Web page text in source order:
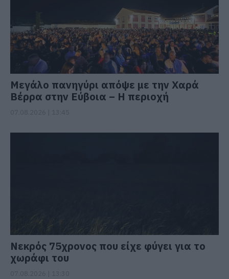
Μεγάλο πανηγύρι απόψε με την Χαρά
Βέρρα στην Εύβοια – Η περιοχή
Νεκρός 75χρονος που είχε φύγει για το
χωράφι του